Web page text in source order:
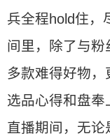
兵全程hold住，
间里，除了与
多款难得好物，
选品心得和盘奉
直播期间，无论